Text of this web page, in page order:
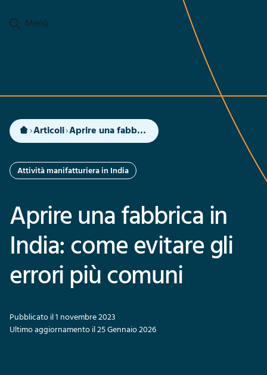
Menù
Articoli Aprire una fabbrica in India: come evitare gli errori più comuni
Attività manifatturiera in India
Aprire una fabbrica in
India: come evitare gli
errori più comuni
Pubblicato il 1 novembre 2023
Ultimo aggiornamento il 25 Gennaio 2026